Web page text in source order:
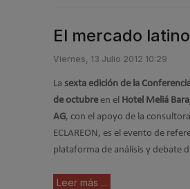
El mercado
Viernes, 13 Julio 2012 10:29
La sexta edición de la
de octubreen el Hotel Meliá
AG, con el apoyo de la
ECLAREON, es el evento de
plataforma de análisis y debate
Leer más ...